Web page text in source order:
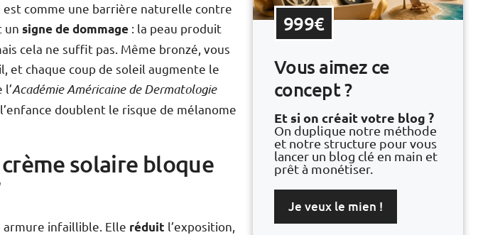
est comme une barrière naturelle contre
unsigne de dommage : la peau produit
cela ne suffit pas. Même bronzé, vous
et chaque coup de soleil augmente le
Académie Américaine de Dermatologie
doublent le risque de mélanome
crème solaire bloque
armure infaillible. Elle réduit l’exposition,
999€
Vous aimez ce
concept ?
Et si on créait votre blog ?
On duplique notre méthode
et notre structure pour vous
lancer un blog clé en main et
prêt à monétiser.
Je veux le mien !